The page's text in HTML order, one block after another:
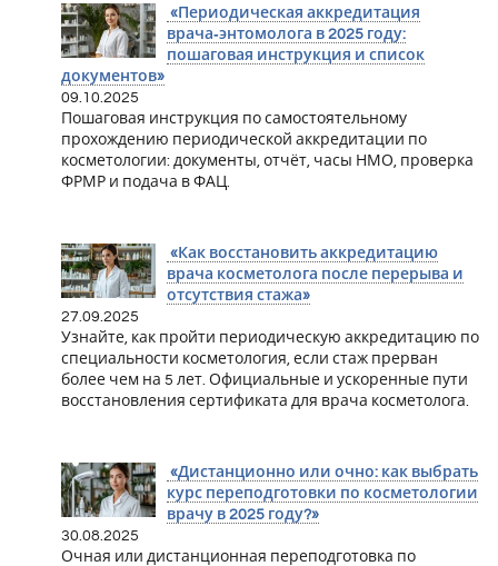
«Периодическая аккредитация
врача‑энтомолога в 2025 году:
пошаговая инструкция и список
документов»
09.10.2025
Пошаговая инструкция по самостоятельному
прохождению периодической аккредитации по
косметологии: документы, отчёт, часы НМО, проверка
ФРМР и подача в ФАЦ.
«Как восстановить аккредитацию
врача косметолога после перерыва и
отсутствия стажа»
27.09.2025
Узнайте, как пройти периодическую аккредитацию по
специальности косметология, если стаж прерван
более чем на 5 лет. Официальные и ускоренные пути
восстановления сертификата для врача косметолога.
«Дистанционно или очно: как выбрать
курс переподготовки по косметологии
врачу в 2025 году?»
30.08.2025
Очная или дистанционная переподготовка по